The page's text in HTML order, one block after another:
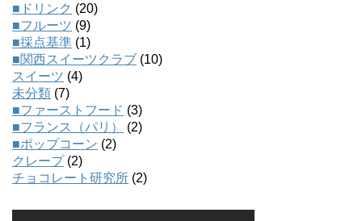
■ドリンク (20)
■フルーツ (9)
■採点基準 (1)
■関西スイーツクラブ (10)
スイーツ (4)
未分類 (7)
■ファーストフード (3)
■フランス（パリ）
(2)
■ポップコーン (2)
クレープ(2)
チョコレート研究所 (2)